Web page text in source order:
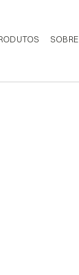
SOBRE